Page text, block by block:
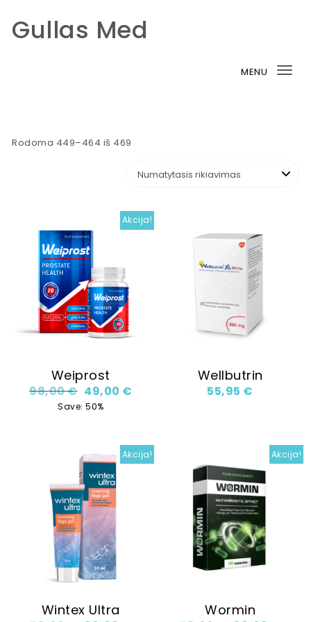
Skip to content
Gullas Med
MENU
Rodoma 449–464 iš 469
Akcija!
Weiprost
98,00€ Original price was: 98,00 €.
49,00 € Current price is: 49,00 €.
Save: 50%
Wellbutrin
55,95 €
Akcija!
Wintex Ultra
Akcija!
Wormin